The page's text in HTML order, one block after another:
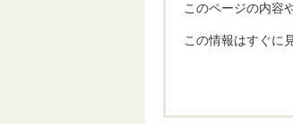
このページの内容
この情報はすぐに